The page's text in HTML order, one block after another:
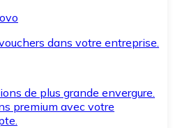
dans votre entreprise.
de plus grande envergure.
premium avec votre